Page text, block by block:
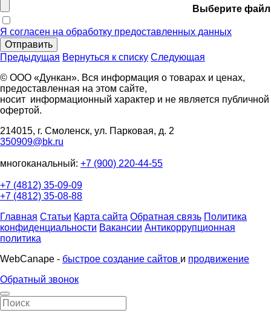
Выберите файл
Я согласен на обработку предоставленных данных
Отправить
Предыдущая Вернуться к списку Следующая
© ООО «Дункан». Вся информация о товарах и ценах,
предоставленная на этом сайте,
носит информационный характер и не является публичной
офертой.
214015, г. Смоленск, ул. Парковая, д. 2
350909@bk.ru
многоканальный: +7 (900) 220-44-55
+7 (4812) 35-09-09
+7 (4812) 35-08-88
Главная Статьи Карта сайта Обратная связь Политика
конфиденциальности Вакансии Антикоррупционная
политика
WebCanape - быстрое создание сайтов и продвижение
Обратный звонок